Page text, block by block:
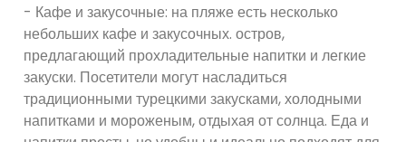
- Кафе и закусочные: на пляже есть несколько
небольших кафе и закусочных. остров,
предлагающий прохладительные напитки и легкие
закуски. Посетители могут насладиться
традиционными турецкими закусками, холодными
напитками и мороженым, отдыхая от солнца. Еда и